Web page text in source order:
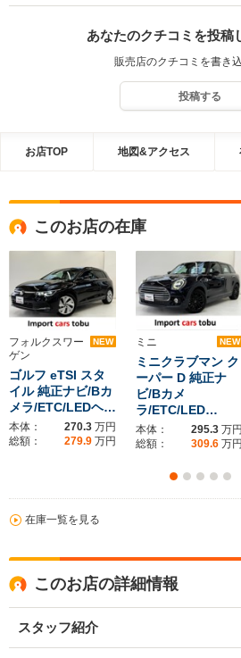
あなたのクチコミを投稿
販売店のクチコミを書き込
投稿する
お店TOP 地図&アクセス
このお店の在庫
フォルクスワー
ゲン
NEW
ゴルフ eTSI スタ
イル 純正ナビ/Bカ
メラ/ETC/LEDヘ…
本体： 270.3 万円
総額：
279.9 万円
ミニ NEW
ミニクラブマン ク
ーパー D 純正ナ
ビ/Bカメ
ラ/ETC/LED…
本体： 295.3 万円
総額：
309.6 万円
在庫一覧を見る
このお店の詳細情報
スタッフ紹介